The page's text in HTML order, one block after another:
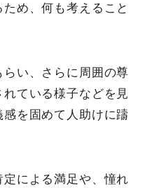
め、何も考えること
い、さらに周囲の尊
ている様子などを見
を固めて人助けに躊
による満足や、憧れ